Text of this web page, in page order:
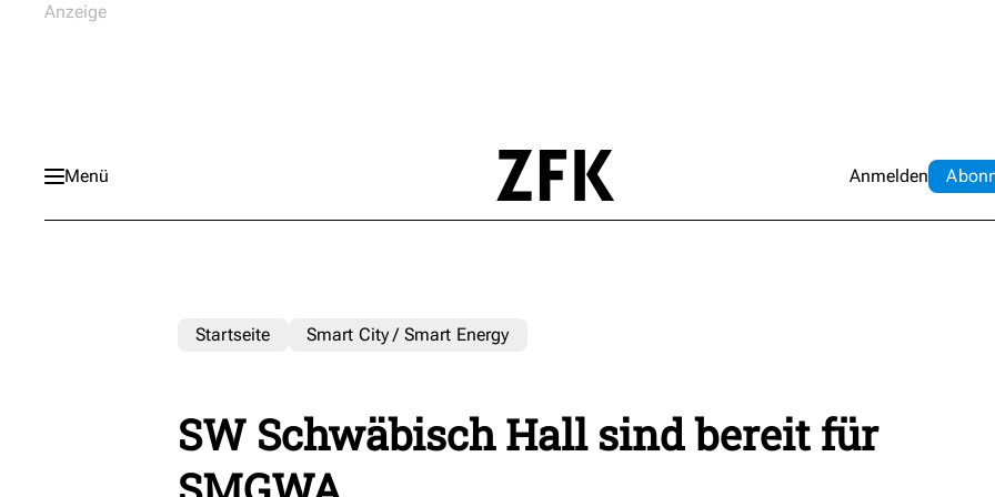
Menü Anmelden Abo
Startseite Smart City / Smart Energy
SW Schwäbisch Hall sind bereit für